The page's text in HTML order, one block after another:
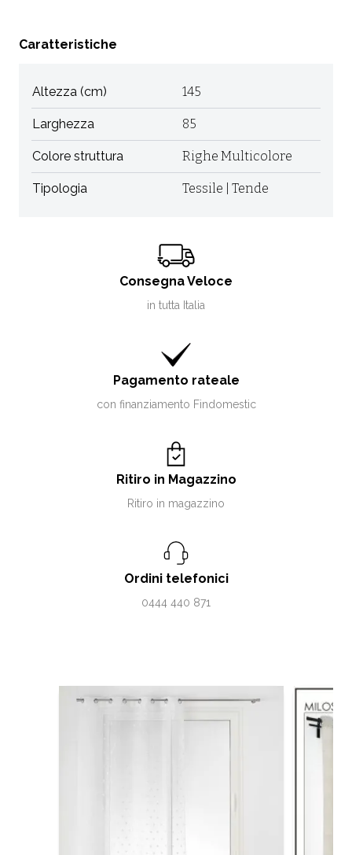
Caratteristiche
Altezza (cm) 145
Larghezza 85
Colore struttura Righe Multicolore
Tipologia Tessile | Tende
Consegna Veloce
in tutta Italia
Pagamento rateale
con finanziamento Findomestic
Ritiro in Magazzino
Ritiro in magazzino
Ordini telefonici
0444 440 871